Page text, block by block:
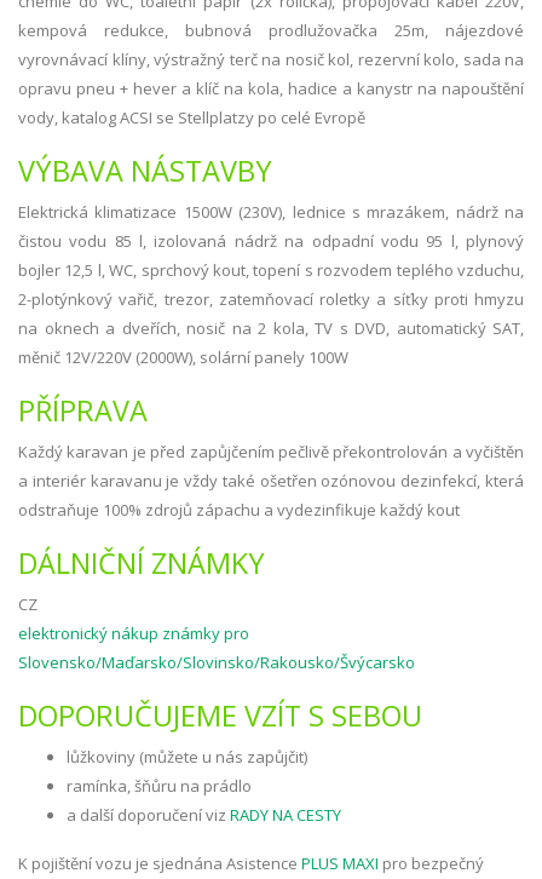
kempová redukce, bubnová prodlužovačka 25m, nájezdové
vyrovnávací klíny, výstražný terč na nosič kol, rezervní kolo, sada na
opravu pneu + hever a klíč na kola, hadice a kanystr na napouštění
vody, katalog ACSI se Stellplatzy po celé Evropě
VÝBAVA NÁSTAVBY
Elektrická klimatizace 1500W (230V), lednice s mrazákem, nádrž na
čistou vodu 85 l, izolovaná nádrž na odpadní vodu 95 l, plynový
bojler 12,5 l, WC, sprchový kout, topení s rozvodem teplého vzduchu,
2-plotýnkový vařič, trezor, zatemňovací roletky a síťky proti hmyzu
na oknech a dveřích, nosič na 2 kola, TV s DVD, automatický SAT,
měnič 12V/220V (2000W), solární panely 100W
PŘÍPRAVA
Každý karavan je před zapůjčením pečlivě překontrolován a vyčištěn
a interiér karavanu je vždy také ošetřen ozónovou dezinfekcí, která
odstraňuje 100% zdrojů zápachu a vydezinfikuje každý kout
DÁLNIČNÍ ZNÁMKY
CZ
elektronický nákup známky pro
Slovensko/Maďarsko/Slovinsko/Rakousko/Švýcarsko
DOPORUČUJEME VZÍT S SEBOU
lůžkoviny (můžete u nás zapůjčit)
ramínka, šňůru na prádlo
a další doporučení viz RADY NA CESTY
K pojištění vozu je sjednána Asistence PLUS MAXI pro bezpečný